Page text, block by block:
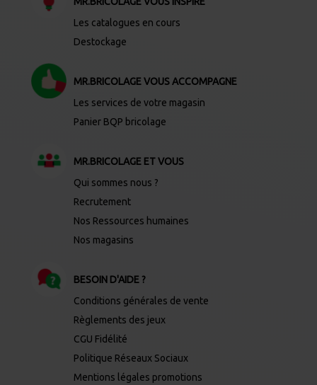
Les catalogues en cours
Destockage
MR.BRICOLAGE VOUS ACCOMPAGNE
Les services de votre magasin
Panier BQP bricolage
MR.BRICOLAGE ET VOUS
Qui sommes nous ?
Recrutement
Nos Ressources humaines
Nos magasins
BESOIN D'AIDE ?
Conditions générales de vente
Règlements des jeux
CGU Fidélité
Politique Réseaux Sociaux
Mentions légales promotions